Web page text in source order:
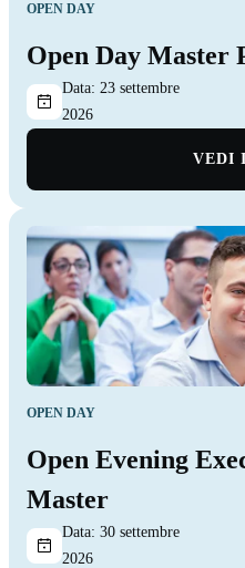
OPEN DAY
Open Day Master
Data: 23 settembre
2026
VEDI
OPEN DAY
Open Evening
Master
Data: 30 settembre
2026